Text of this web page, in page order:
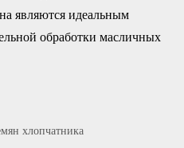
являются идеальным
обработки масличных
хлопчатника